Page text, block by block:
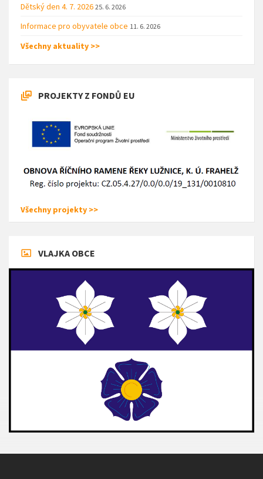
Dětský den 4. 7. 2026 25. 6. 2026
Informace pro obyvatele obce 11. 6. 2026
Všechny aktuality >>
PROJEKTY Z FONDŮ EU
Všechny projekty >>
VLAJKA OBCE